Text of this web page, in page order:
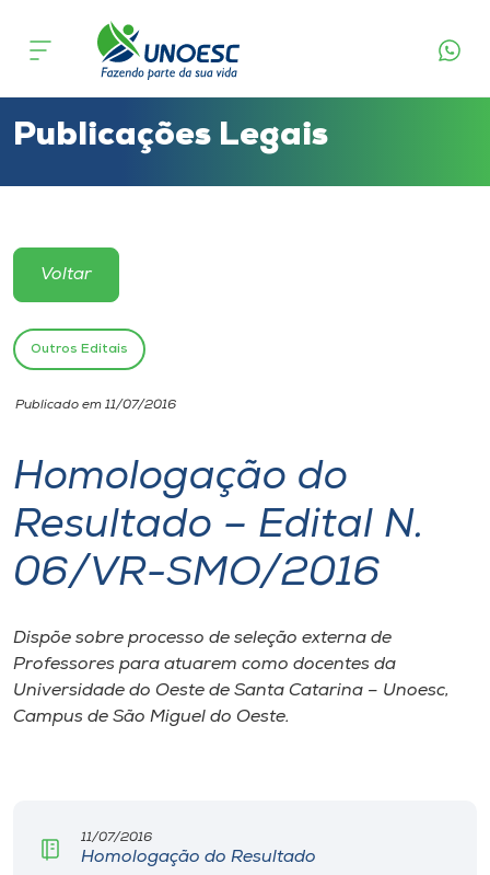
Cursos
Atendimento ao Estudante
Portal de Ensino
Unoesc
Internacionalização
I.nova
Cultura
Editora
Publicações Legais
Voltar
Outros Editais
Publicado em 11/07/2016
Homologação do
Resultado – Edital N.
06/VR-SMO/2016
Dispõe sobre processo de seleção externa de
Professores para atuarem como docentes da
Universidade do Oeste de Santa Catarina – Unoesc,
Campus de São Miguel do Oeste.
11/07/2016
Homologação do Resultado